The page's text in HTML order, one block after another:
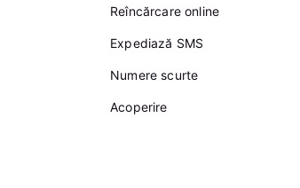
Reîncărcare online
Expediază SMS
Numere scurte
Acoperire